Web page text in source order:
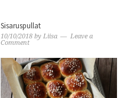
Sisaruspullat
10/10/2018 byLiisa
Leave a
Comment